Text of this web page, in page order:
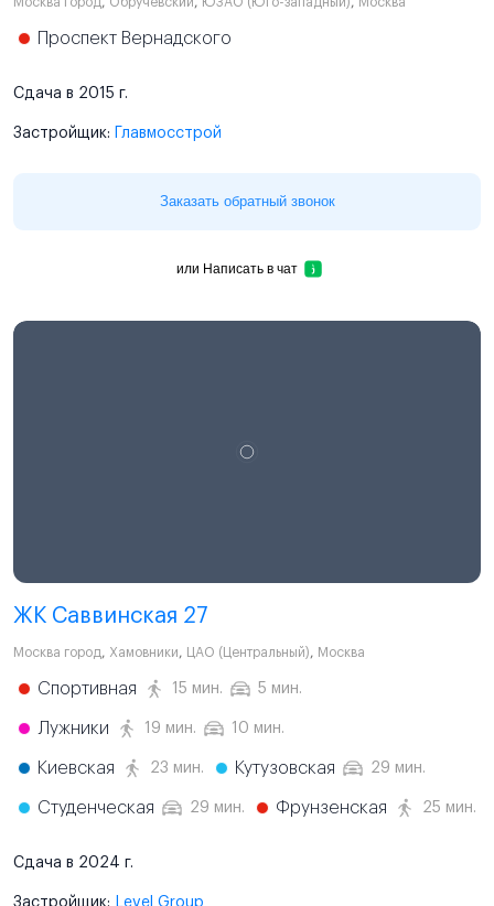
Проспект Вернадского
Сдача в 2015 г.
Застройщик: Главмосстрой
Заказать обратный звонок
или Написать в чат
ЖК Саввинская 27
Москва город, Хамовники, ЦАО (Центральный), Москва
Спортивная 15 мин. 5 мин.
Лужники 19 мин. 10 мин.
Киевская 23 мин. Кутузовская 29 мин.
Студенческая 29 мин. Фрунзенская 25 мин.
Сдача в 2024 г.
Застройщик: Level Group